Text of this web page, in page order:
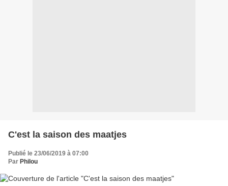
C'est la saison des maatjes
Publié le 23/06/2019 à 07:00
Par Philou